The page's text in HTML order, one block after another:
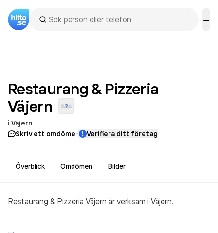
Restaurang & Pizzeria
Väjern
i Väjern
Skriv ett omdöme· Verifiera ditt företag
Överblick Omdömen Bilder
Restaurang & Pizzeria Väjern är verksam i Väjern.